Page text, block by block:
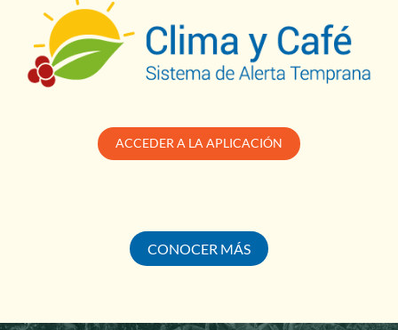
ACCEDER A LA APLICACIÓN
CONOCER MÁS